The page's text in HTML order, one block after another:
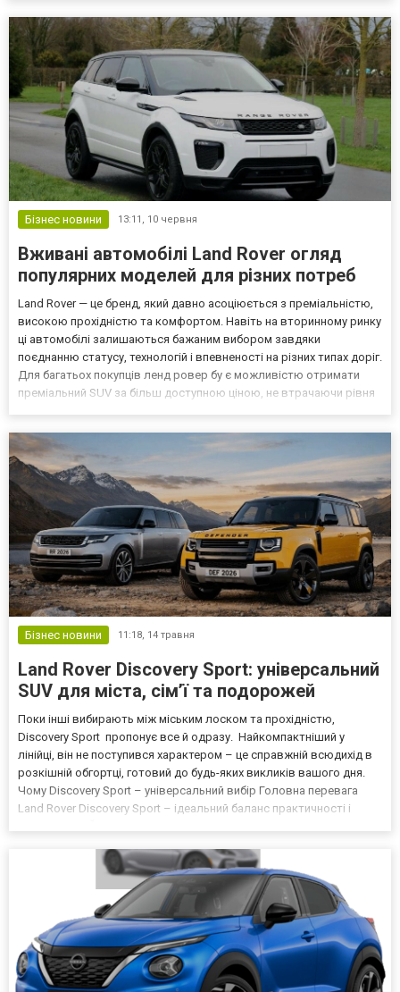
снижает...
Бізнес новини 13:11, 10 червня
Вживані автомобілі Land Rover огляд
популярних моделей для різних потреб
Land Rover — це бренд, який давно асоціюється з преміальністю,
високою прохідністю та комфортом. Навіть на вторинному ринку
ці автомобілі залишаються бажаним вибором завдяки
поєднанню статусу, технологій і впевненості на різних типах доріг.
Для багатьох покупців ленд ровер бу є можливістю отримати
преміальний SUV за більш доступною ціною, не втрачаючи рівня
Бізнес новини 11:18, 14 травня
Land Rover Discovery Sport: універсальний
SUV для міста, сім’ї та подорожей
Поки інші вибирають між міським лоском та прохідністю,
Discovery Sport пропонує все й одразу. Найкомпактніший у
лінійці, він не поступився характером – це справжній всюдихід в
розкішній обгортці, готовий до будь-яких викликів вашого дня.
Чому Discovery Sport – універсальний вибір Головна перевага
Land Rover Discovery Sport – ідеальний баланс практичності і